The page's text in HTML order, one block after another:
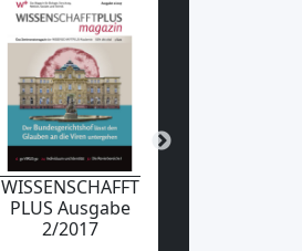
WISSENSCHAFFT
PLUS Ausgabe
2/2017